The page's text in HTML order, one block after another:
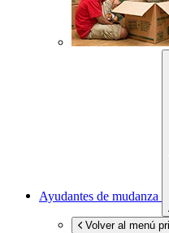
Ayudantes de mudanza
Volver al menú